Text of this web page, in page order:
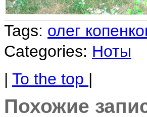
Tags: олег
Categories: Ноты
| To the top |
Похожие